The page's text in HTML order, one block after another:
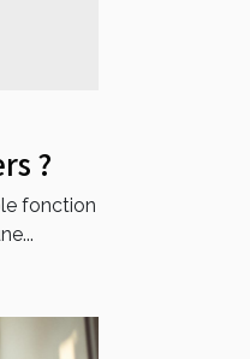
?
fonction